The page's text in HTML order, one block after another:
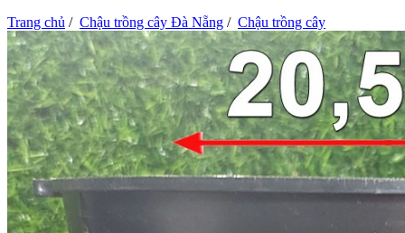
Trang chủ / Chậu trồng cây Đà Nẵng / Chậu trồng cây